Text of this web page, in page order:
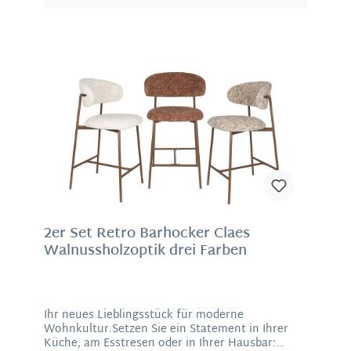
natürlich, ruhig und elegant 🍊 Orange –
lebendig, warm und ein echter Blickfang Perfekt
für alle, die Design, Komfort und Farbe stilvoll
verbinden möchten. Ein Stuhl, der nicht nur gut
aussieht, sondern sich auch richtig gut
anfühlt. Material: PE-Rattan, MetallLoungige
Maße: 81 x 73 x 71 cm (H/B/T), Sitzhöhe: 40 cm
2er Set Retro Barhocker Claes
Walnussholzoptik drei Farben
Ihr neues Lieblingsstück für moderne
Wohnkultur.Setzen Sie ein Statement in Ihrer
Küche, am Esstresen oder in Ihrer Hausbar: